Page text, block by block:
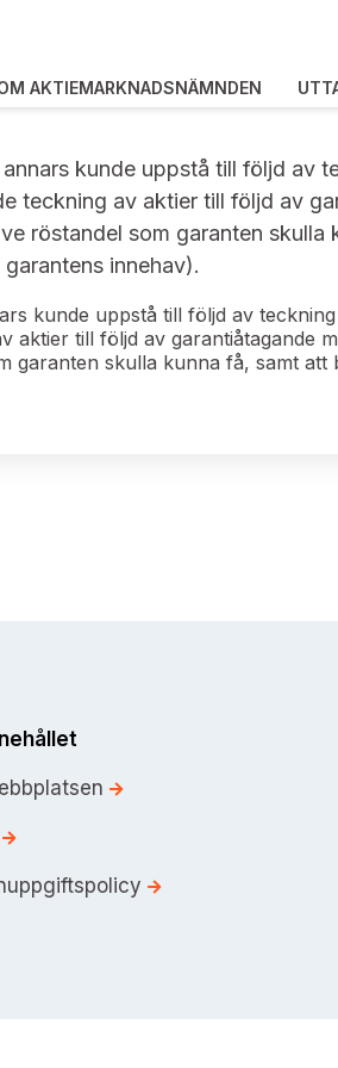
AKTIEMARKNADSNÄMNDEN
kunde uppstå till följd av
teckning av aktier till följd av
röstandel som garanten
innehav).
kunde uppstå till följd av
till följd av garantiåtagande
skulla kunna få, samt